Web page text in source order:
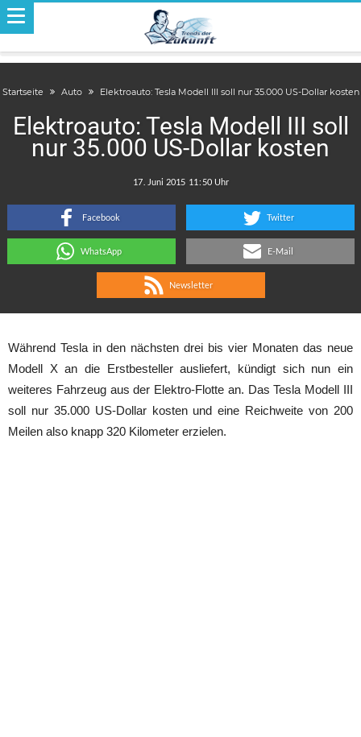
Startseite Auto Elektroauto: Tesla Modell III soll nur 35.000 US-Dollar kosten
Elektroauto: Tesla Modell III soll
nur 35.000 US-Dollar kosten
:
Facebook Twitter
WhatsApp E-Mail
Newsletter
Während Tesla in den nächsten drei bis vier Monaten das neue
Modell X an die Erstbesteller ausliefert, kündigt sich nun ein
weiteres Fahrzeug aus der Elektro-Flotte an. Das Tesla Modell III
soll nur 35.000 US-Dollar kosten und eine Reichweite von 200
Meilen also knapp 320 Kilometer erzielen.